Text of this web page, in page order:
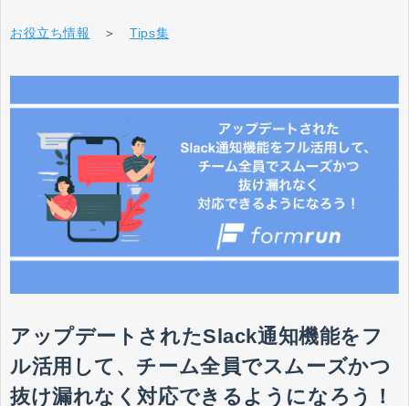
お役立ち情報 ＞Tips集
アップデートされたSlack通知機能をフ
ル活用して、チーム全員でスムーズかつ
抜け漏れなく対応できるようになろう！